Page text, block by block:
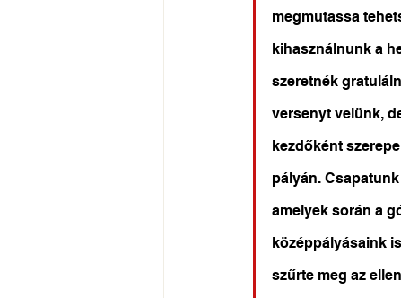
megmutassa
kihasználnunk a
szeretnék
versenyt velünk,
kezdőként
pályán.
amelyek során a
középpályásaink
szűrte meg az